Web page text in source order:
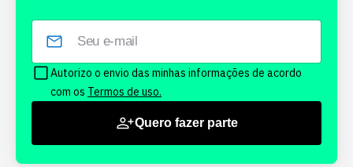
Autorizo o envio das minhas informações de acordo
com os Termos de uso.
Quero fazer parte